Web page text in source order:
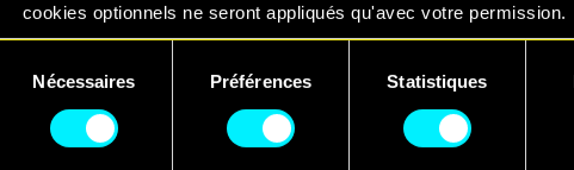
cookies optionnels ne seront appliqués qu'avec votre permission.
Vous pouvez consulter tous les détails sur notre utilisation des
modifier vos préférences dans le menu "Paramètres" ci-dessous.
consentement
Nécessaires Préférences Statistiques
REGARDER LA BANDE-ANNONCE